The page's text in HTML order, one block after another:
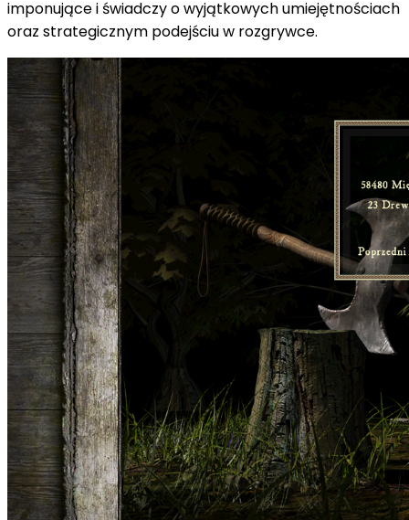
imponujące i świadczy o wyjątkowych umiejętnościach
oraz strategicznym podejściu w rozgrywce.